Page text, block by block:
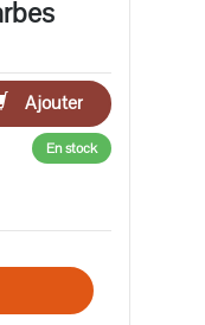
Ajouter
En stock